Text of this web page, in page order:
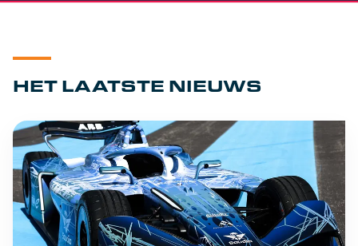
HET LAATSTE NIEUWS